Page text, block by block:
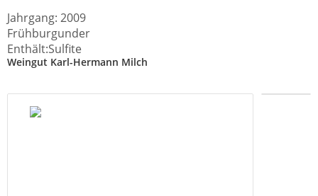
Jahrgang: 2009
Frühburgunder
Enthält:Sulfite
Weingut Karl-Hermann Milch